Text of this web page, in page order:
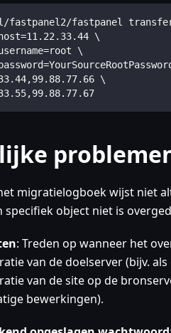
fastpanel2/fastpanel
\
\
\
migratielogboek wijst niet
specifiek object niet is
: Treden op wanneer het
van de doelserver (bijv.
van de site op de
bewerkingen).